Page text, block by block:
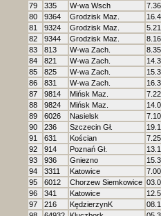
79
335 W-wa Wsch
7.36
80
9364 Grodzisk Maz.
81
9324 Grodzisk Maz.
5.21
82
9344 Grodzisk Maz.
8.16
83
813 W-wa Zach.
8.35
84
821 W-wa Zach.
85
825 W-wa Zach.
86
831 W-wa Zach.
87
9814 Mińsk Maz.
7.22
88
9824 Mińsk Maz.
89
6026 Nasielsk
7.10
90
236 Szczecin Gł.
91
631 Kościan
7.25
92
914 Poznań Gł.
93
936 Gniezno
94
3311 Katowice
7.00
95
6012 Chorzew Siemkowice
96
341 Katowice
97
216 KędzierzynK